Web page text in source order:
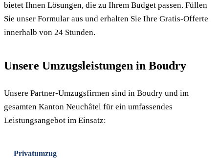
bietet Ihnen Lösungen, die zu Ihrem Budget passen. Füllen
Sie unser Formular aus und erhalten Sie Ihre Gratis-Offerte
innerhalb von 24 Stunden.
Unsere Umzugsleistungen in Boudry
Unsere Partner-Umzugsfirmen sind in Boudry und im
gesamten Kanton Neuchâtel für ein umfassendes
Leistungsangebot im Einsatz:
Privatumzug